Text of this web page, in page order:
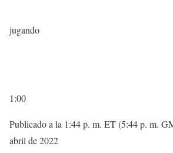
jugando
1:00
Publicado a la 1:44 p. m. ET (5:44 p. m.
abril de 2022